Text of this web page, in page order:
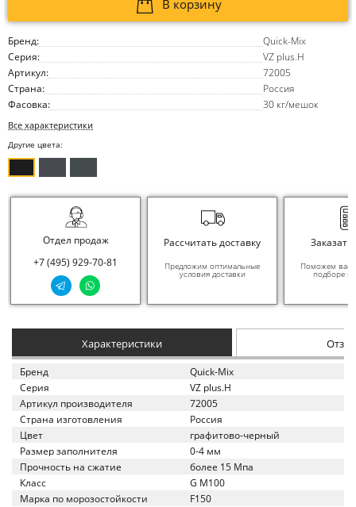
Бренд:
Quick-Mix
Серия:
VZ plus.H
Артикул:
72005
Страна:
Россия
Фасовка:
30 кг/мешок
Все характеристики
В корзину
Другие цвета:
Отдел продаж
+7 (495) 929-70-81
Рассчитать доставку
Предложим оптимальные
условия доставки
Заказать
Поможем вам
подборе
Характеристики
Бренд
Quick-Mix
Серия
VZ plus.H
Артикул производителя
72005
Страна изготовления
Россия
Цвет
графитово-черный
Размер заполнителя
0-4 мм
Прочность на сжатие
более 15 Мпа
Класс
G М100
Марка по морозостойкости
F150